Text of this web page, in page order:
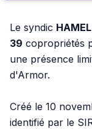
Le syndic
39 copropriétés
une présence
d'Armor.
Créé le 10
identifié par le